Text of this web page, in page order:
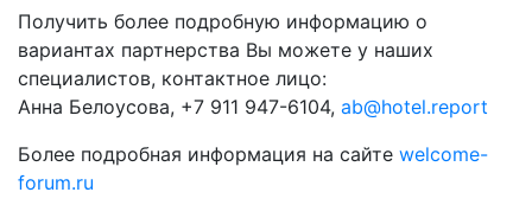
Получить более подробную информацию о
вариантах партнерства Вы можете у наших
специалистов, контактное лицо:
Анна Белоусова, +7 911 947-6104, ab@hotel.report
Более подробная информация на сайте welcome-
forum.ru